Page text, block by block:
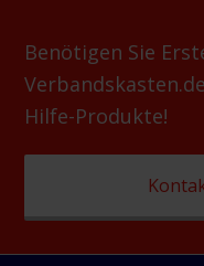
Benötigen Sie
Hilfe-Produkte!